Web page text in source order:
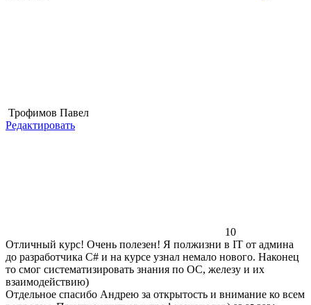
Трофимов Павел
Редактировать
10
Отличный курс! Очень полезен! Я полжизни в IT от админа
до разработчика С# и на курсе узнал немало нового. Наконец
то смог систематизировать знания по ОС, железу и их
взаимодействию)
Отдельное спасибо Андрею за открытость и внимание ко всем